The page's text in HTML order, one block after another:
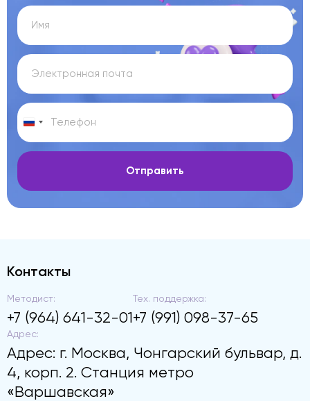
Отправить
Контакты
Методист:
+7 (964) 641-32-01
Тех. поддержка:
+7 (991) 098-37-65
Адрес:
Адрес: г. Москва, Чонгарский бульвар, д.
4, корп. 2. Станция метро
«Варшавская»